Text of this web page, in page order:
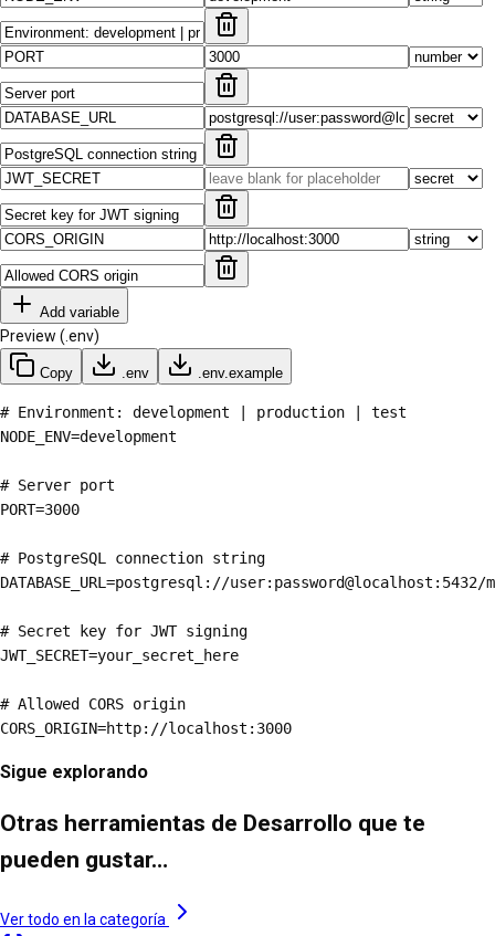
Add variable
Preview (.env)
Copy .env .env.example
# Environment: development | production | test
NODE_ENV=development
# Server port
PORT=3000
# PostgreSQL connection string
DATABASE_URL=postgresql://user:password@localhost:5432/
# Secret key for JWT signing
JWT_SECRET=your_secret_here
# Allowed CORS origin
CORS_ORIGIN=http://localhost:3000
Sigue explorando
Otras herramientas de Desarrollo que te
pueden gustar…
Ver todo en la categoría